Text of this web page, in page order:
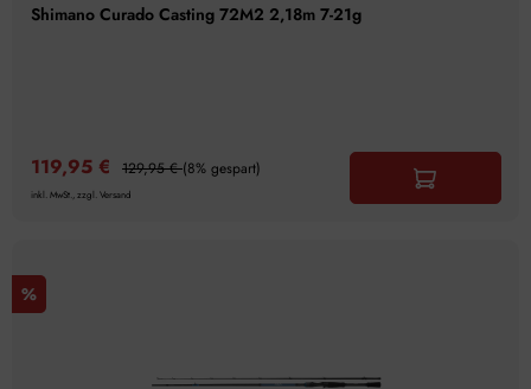
Shimano Curado Casting 72M2 2,18m 7-21g
119,95 € 129,95 €(8% gespart)
inkl. MwSt., zzgl. Versand
%